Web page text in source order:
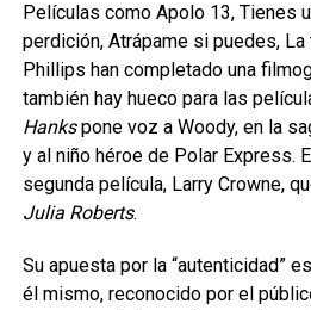
Películas como Apolo 13, Tienes
perdición, Atrápame si puedes, La
Phillips han completado una
también hay hueco para las
Hankspone voz a Woody, en la
y al niño héroe de Polar Express.
segunda película, Larry Crowne,
Julia Roberts.
Su apuesta por la “autenticidad”
él mismo, reconocido por el